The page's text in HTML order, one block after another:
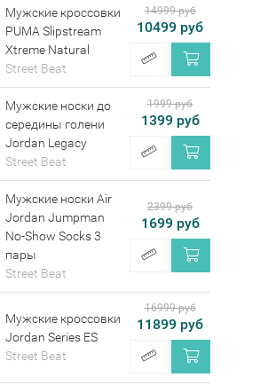
Мужские кроссовки
PUMA Slipstream
Xtreme Natural
Street Beat
14999 руб
10499 руб
Мужские носки до
середины голени
Jordan Legacy
Street Beat
1999 руб
1399 руб
Мужские носки Air
Jordan Jumpman
No-Show Socks 3
пары
Street Beat
2399 руб
1699 руб
Мужские кроссовки
Jordan Series ES
Street Beat
16999 руб
11899 руб